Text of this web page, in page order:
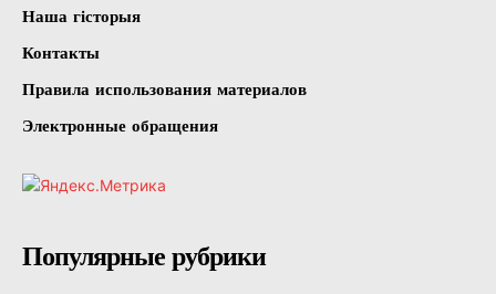
Наша гісторыя
Контакты
Правила использования материалов
Электронные обращения
Популярные рубрики